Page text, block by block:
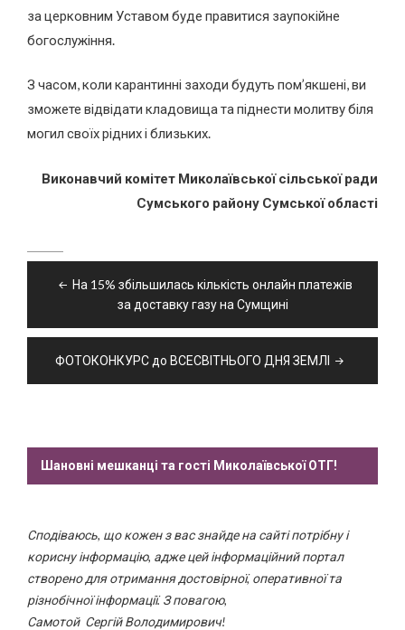
за церковним Уставом буде правитися заупокійне
богослужіння.
З часом, коли карантинні заходи будуть пом’якшені, ви
зможете відвідати кладовища та піднести молитву біля
могил своїх рідних і близьких.
Виконавчий комітет Миколаївської сільської ради
Сумського району Сумської області
записівНа 15% збільшилась кількість онлайн платежів
за доставку газу на Сумщині
ФОТОКОНКУРС до ВСЕСВІТНЬОГО ДНЯ ЗЕМЛІ
Шановні мешканці та гості Миколаївської ОТГ!
Сподіваюсь, що кожен з вас знайде на сайті потрібну і
корисну інформацію, адже цей інформаційний портал
створено для отримання достовірної, оперативної та
різнобічної інформації. З повагою,
Самотой Сергій Володимирович!